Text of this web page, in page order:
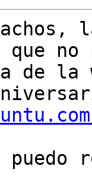
no
de la
puedo